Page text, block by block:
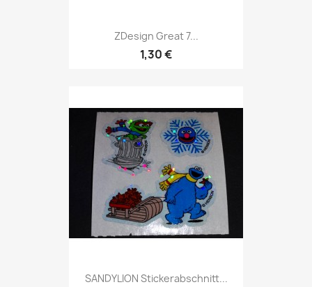
ZDesign Great 7...
1,30 €
SANDYLION Stickerabschnitt...